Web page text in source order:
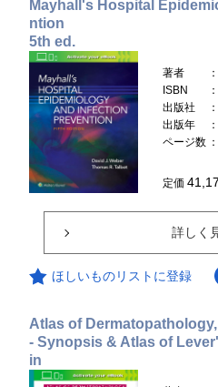
Mayhall's Hospital
ntion
5th ed.
著者
ISBN
出版社
出版年
ページ数
定価
詳しく
ほしいものリストに登録
Atlas of
- Synopsis & Atlas of
in